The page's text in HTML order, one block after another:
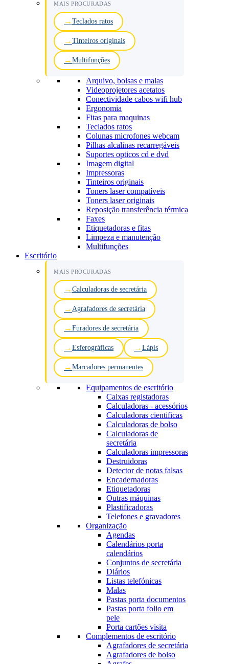
MAIS PROCURADAS
Teclados ratos
Tinteiros originais
Multifunções
Arquivo, bolsas e malas
Videoprojetores acetatos
Conectividade cabos wifi hub
Ergonomia
Fitas para maquinas
Teclados ratos
Colunas microfones webcam
Pilhas alcalinas recarregáveis
Suportes opticos cd e dvd
Imagem digital
Impressoras
Tinteiros originais
Toners laser compatíveis
Toners laser originais
Reposição transferência térmica
Faxes
Etiquetadoras e fitas
Limpeza e manutenção
Multifunções
Escritório
MAIS PROCURADAS
Calculadoras de secretária
Agrafadores de secretária
Furadores de secretária
Esferográficas Lápis
Marcadores permanentes
Equipamentos de escritório
Caixas registadoras
Calculadoras - acessórios
Calculadoras cientificas
Calculadoras de bolso
Calculadoras de
secretária
Calculadoras impressoras
Destruidoras
Detector de notas falsas
Encadernadoras
Etiquetadoras
Outras máquinas
Plastificadoras
Telefones e gravadores
Organização
Agendas
Calendários porta
calendários
Conjuntos de secretária
Diários
Listas telefónicas
Malas
Pastas porta documentos
Pastas porta folio em
pele
Porta cartões visita
Complementos de escritório
Agrafadores de secretária
Agrafadores de bolso